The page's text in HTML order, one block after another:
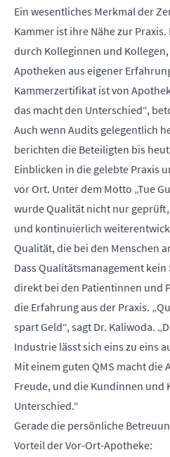
Ein wesentliches Merkmal der
Kammer ist ihre Nähe zur
durch Kolleginnen und
Apotheken aus eigener
Kammerzertifikat ist von
das macht den Unterschied“,
Auch wenn Audits gelegentlich
berichten die Beteiligten bis
Einblicken in die gelebte Praxis
vor Ort. Unter dem Motto „Tue
wurde Qualität nicht nur
und kontinuierlich
Qualität, die bei den Menschen
Dass Qualitätsmanagement
direkt bei den Patientinnen und
die Erfahrung aus der Praxis.
spart Geld“, sagt Dr. Kaliwoda.
Industrie lässt sich eins zu eins
Mit einem guten QMS macht die
Freude, und die Kundinnen und
Unterschied.“
Gerade die persönliche
Vorteil der Vor-Ort-Apotheke: